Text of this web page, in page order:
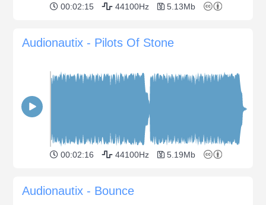
00:02:15 44100Hz 5.13Mb
Audionautix - Pilots Of Stone
00:02:16 44100Hz 5.19Mb
Audionautix - Bounce